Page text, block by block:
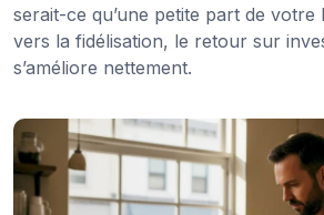
serait-ce qu’une petite part de votre
vers la fidélisation, le retour sur
s’améliore nettement.